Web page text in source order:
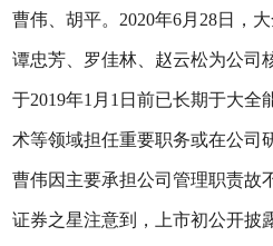
曹伟、胡平。2020年6月28日，
谭忠芳、罗佳林、赵云松为公司
于2019年1月1日前已长期于大全
术等领域担任重要职务或在公司
曹伟因主要承担公司管理职责故
证券之星注意到，上市初公开披